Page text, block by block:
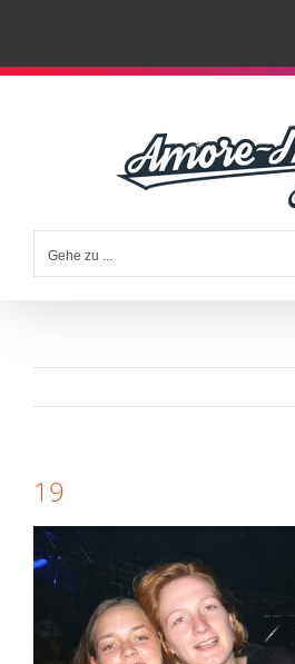
Zum
Gehe zu ...
19